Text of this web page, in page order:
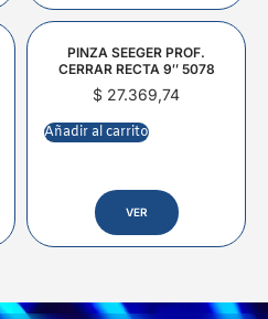
PINZA SEEGER PROF.
CERRAR RECTA 9″ 5078
$ 27.369,74
Añadir al carrito
VER